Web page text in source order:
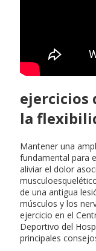
ejercicios
la
Mantener una
fundamental para
aliviar el dolor
de una antigua
músculos y los
ejercicio en el
Deportivo del
principales